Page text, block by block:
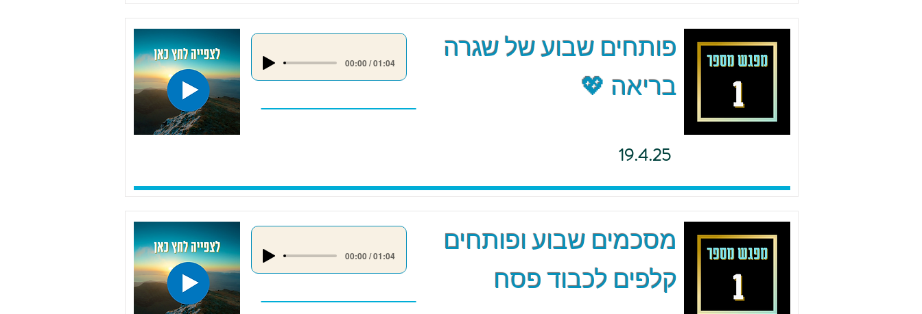
00:00 / 01:04
פותחים שבוע של שגרה
בריאה 💖
19.4.25
00:00 / 01:04
מסכמים שבוע ופותחים
קלפים לכבוד פסח